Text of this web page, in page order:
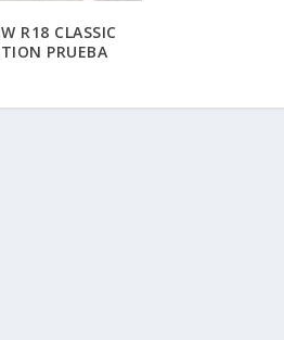
R18 CLASSIC
PRUEBA